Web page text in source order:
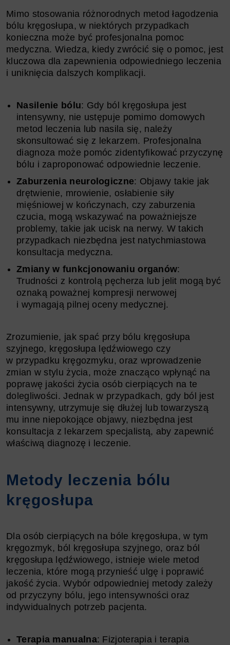
Mimo stosowania różnorodnych metod łagodzenia
bólu kręgosłupa, w niektórych przypadkach
konieczna może być profesjonalna pomoc
medyczna. Wiedza, kiedy zwrócić się o pomoc, jest
kluczowa dla zapewnienia odpowiedniego leczenia
i uniknięcia dalszych komplikacji.
Nasilenie bólu: Gdy ból kręgosłupa jest
intensywny, nie ustępuje pomimo domowych
metod leczenia lub nasila się, należy
skonsultować się z lekarzem. Profesjonalna
diagnoza może pomóc zidentyfikować przyczynę
bólu i zaproponować odpowiednie leczenie.
Zaburzenia neurologiczne: Objawy takie jak
drętwienie, mrowienie, osłabienie siły
mięśniowej w kończynach, czy zaburzenia
czucia, mogą wskazywać na poważniejsze
problemy, takie jak ucisk na nerwy. W takich
przypadkach niezbędna jest natychmiastowa
konsultacja medyczna.
Zmiany w funkcjonowaniu organów:
Trudności z kontrolą pęcherza lub jelit mogą być
oznaką poważnej kompresji nerwowej
i wymagają pilnej oceny medycznej.
Zrozumienie, jak spać przy bólu kręgosłupa
szyjnego, kręgosłupa lędźwiowego czy
w przypadku kręgozmyku, oraz wprowadzenie
zmian w stylu życia, może znacząco wpłynąć na
poprawę jakości życia osób cierpiących na te
dolegliwości. Jednak w przypadkach, gdy ból jest
intensywny, utrzymuje się dłużej lub towarzyszą
mu inne niepokojące objawy, niezbędna jest
konsultacja z lekarzem specjalistą, aby zapewnić
właściwą diagnozę i leczenie.
Metody leczenia bólu
kręgosłupa
Dla osób cierpiących na bóle kręgosłupa, w tym
kręgozmyk, ból kręgosłupa szyjnego, oraz ból
kręgosłupa lędźwiowego, istnieje wiele metod
leczenia, które mogą przynieść ulgę i poprawić
jakość życia. Wybór odpowiedniej metody zależy
od przyczyny bólu, jego intensywności oraz
indywidualnych potrzeb pacjenta.
Terapia manualna: Fizjoterapia i terapia